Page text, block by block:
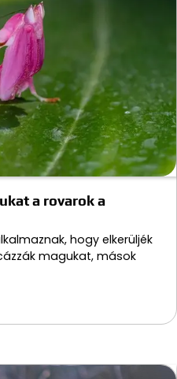
a rovarok a
hogy elkerüljék
magukat, mások